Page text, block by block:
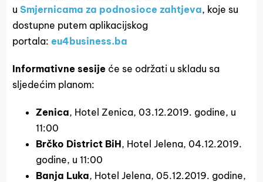
uSmjernicama za podnosioce zahtjeva, koje su
dostupne putem aplikacijskog
portala: eu4business.ba
Informativne sesije će se održati u skladu sa
sljedećim planom:
Zenica, Hotel Zenica, 03.12.2019. godine, u
11:00
Brčko District BiH, Hotel Jelena, 04.12.2019.
godine, u 11:00
Banja Luka, Hotel Jelena, 05.12.2019. godine,